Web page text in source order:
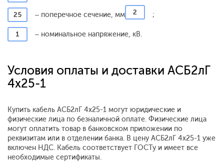
25 – поперечное сечение, мм 2 ;
1 – номинальное напряжение, кВ.
Условия оплаты и доставки АСБ2лГ
4x25-1
Купить кабель АСБ2лГ 4x25-1 могут юридические и
физические лица по безналичной оплате. Физические лица
могут оплатить товар в банковском приложении по
реквизитам или в отделении банка. В цену АСБ2лГ 4x25-1 уже
включен НДС. Кабель соответствует ГОСТу и имеет все
необходимые сертификаты.